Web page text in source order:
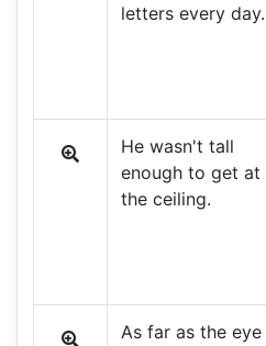
letters every day.
He wasn't tall
enough to get at
the ceiling.
As far as the eye